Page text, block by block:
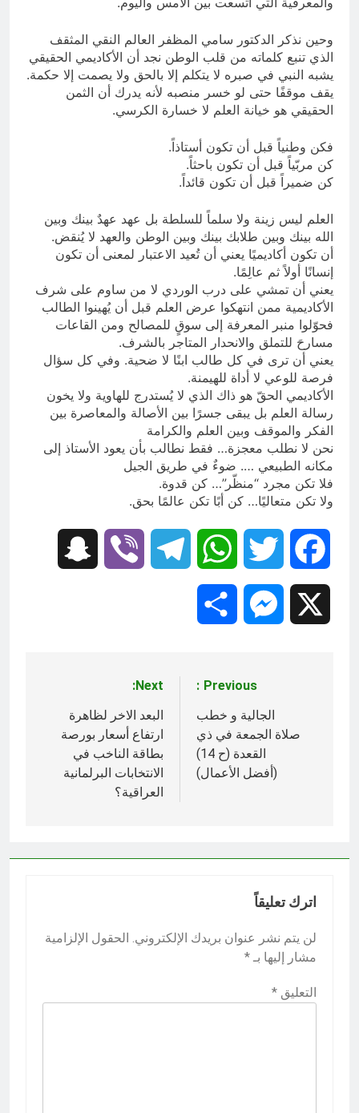
وحين نذكر الدكتور سامي المظفر العالم النقي المثقف
الذي تنبع كلماته من قلب الوطن نجد أن الأكاديمي الحقيقي
يشبه النبي في صبره لا يتكلم إلا بالحق ولا يصمت إلا حكمة.
يقف موقفًا حتى لو خسر منصبه لأنه يدرك أن الثمن
الحقيقي هو خيانة العلم لا خسارة الكرسي.
فكن وطنياً قبل أن تكون أستاذاً.
كن مربّياً قبل أن تكون باحثاً.
كن ضميراً قبل أن تكون قائداً.
العلم ليس زينة ولا سلماً للسلطة بل عهد عهدٌ بينك وبين
الله بينك وبين طلابك بينك وبين الوطن والعهد لا يُنقض.
أن تكون أكاديميًا يعني أن تُعيد الاعتبار لمعنى أن تكون
إنسانًا أولاً ثم عالِمًا.
يعني أن تمشي على درب الوردي لا من ساوم على شرف
الأكاديمية ممن انتهكوا عرض العلم قبل أن يُهينوا الطالب
فحوّلوا منبر المعرفة إلى سوقٍ للمصالح ومن القاعات
مسارحَ للتملق والانحدار المتاجر بالشرف.
يعني أن ترى في كل طالب ابنًا لا ضحية. وفي كل سؤال
فرصة للوعي لا أداة للهيمنة.
الأكاديمي الحقّ هو ذاك الذي لا يُستدرج للهاوية ولا يخون
رسالة العلم بل يبقى جسرًا بين الأصالة والمعاصرة بين
الفكر والموقف وبين العلم والكرامة
نحن لا نطلب معجزة… فقط نطالب بأن يعود الأستاذ إلى
مكانه الطبيعي …. ضوءٌ في طريق الجيل
فلا تكن مجرد “منظّر”… كن قدوة.
ولا تكن متعاليًا… كن أبًا تكن عالمًا بحق.
Facebook
Twitter
WhatsApp
Telegram
Viber
Messenger
المقالات
Previous:
الجالية و خطب
صلاة الجمعة في ذي
القعدة (ح 14)
(أفضل الأعمال)
Next:
البعد الاخر لظاهرة
ارتفاع أسعار بورصة
بطاقة الناخب في
الانتخابات البرلمانية
العراقية؟
اترك تعليقاً
لن يتم نشر عنوان بريدك الإلكتروني. الحقول الإلزامية
مشار إليها بـ *
التعليق *